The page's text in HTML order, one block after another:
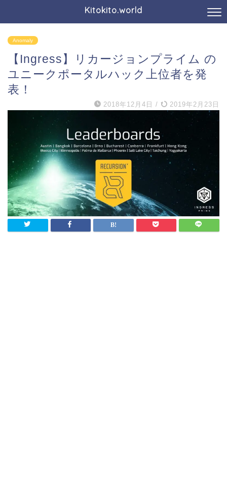
Kitokito.world
Anomaly
【Ingress】リカージョンプライム の
ユニークポータルハック上位者を発
表！
2018年12月4日 / 2019年2月23日